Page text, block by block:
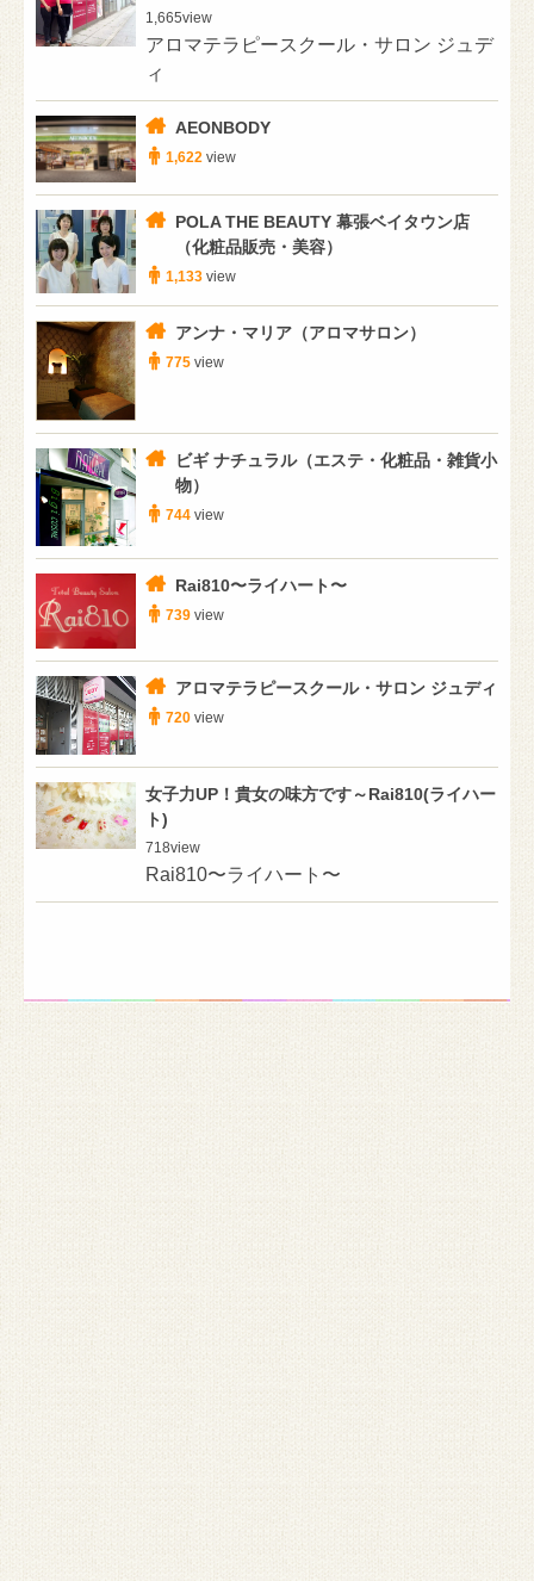
1,665view
アロマテラピースクール・サロン ジュデ
ィ
AEONBODY
1,622 view
POLA THE BEAUTY 幕張ベイタウン店
（化粧品販売・美容）
1,133 view
アンナ・マリア（アロマサロン）
775 view
ビギ ナチュラル（エステ・化粧品・雑貨小
物）
744 view
Rai810〜ライハート〜
739 view
アロマテラピースクール・サロン ジュディ
720 view
女子力UP！貴女の味方です～Rai810(ライハー
ト)
718view
Rai810〜ライハート〜